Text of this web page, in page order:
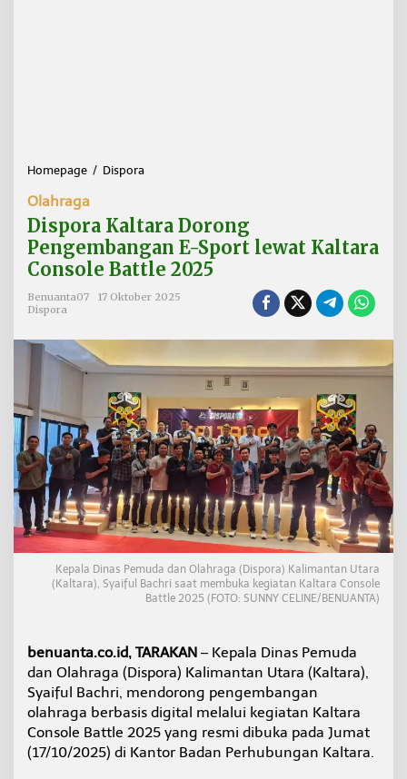
Homepage / Dispora
p
o
r
a
a
r
D
o
r
o
n
g
P
e
n
m
b
g
a
n
E
-
S
p
o
Olahraga
Dispora Kaltara Dorong
Pengembangan E-Sport lewat Kaltara
Console Battle 2025
Benuanta07
17 Oktober 2025
Dispora
Kepala Dinas Pemuda dan Olahraga (Dispora) Kalimantan Utara
(Kaltara), Syaiful Bachri saat membuka kegiatan Kaltara Console
Battle 2025 (FOTO: SUNNY CELINE/BENUANTA)
benuanta.co.id, TARAKAN – Kepala Dinas Pemuda
dan Olahraga (Dispora) Kalimantan Utara (Kaltara),
Syaiful Bachri, mendorong pengembangan
olahraga berbasis digital melalui kegiatan Kaltara
Console Battle 2025 yang resmi dibuka pada Jumat
(17/10/2025) di Kantor Badan Perhubungan Kaltara.